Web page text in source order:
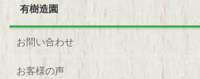
有樹造園
お問い合わせ
お客様の声